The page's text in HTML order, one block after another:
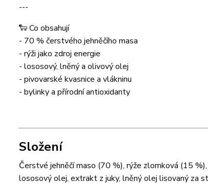
---
🐑 Co obsahují
- 70 % čerstvého jehněčího masa
- rýži jako zdroj energie
- lososový, lněný a olivový olej
- pivovarské kvasnice a vlákninu
- bylinky a přírodní antioxidanty
Složení
Čerstvé jehněčí maso (70 %), rýže zlomková (15
lososový olej, extrakt z juky, lněný olej lisovaný za